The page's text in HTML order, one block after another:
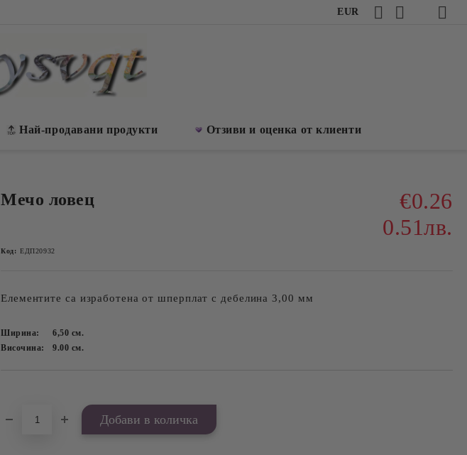
EUR
Най-продавани продукти Отзиви и оценка от клиенти
Мечо ловец
€0.26
0.51лв.
Код: ЕДП20932
Елементите са изработена от шперплат с дебелина 3,00 мм
Ширина: 6,50 см.
Височина:
9.00 см.